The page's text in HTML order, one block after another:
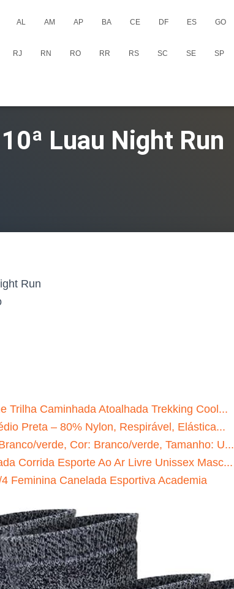
AL AM AP BA CE DF ES GO
RJ RN RO RR RS SC SE SP
10ª Luau Night Run
Run
Trilha Caminhada Atoalhada Trekking Cool...
Preta – 80% Nylon, Respirável, Elástica...
verde, Cor: Branco/verde, Tamanho: U...
Corrida Esporte Ao Ar Livre Unissex Masc...
Feminina Canelada Esportiva Academia